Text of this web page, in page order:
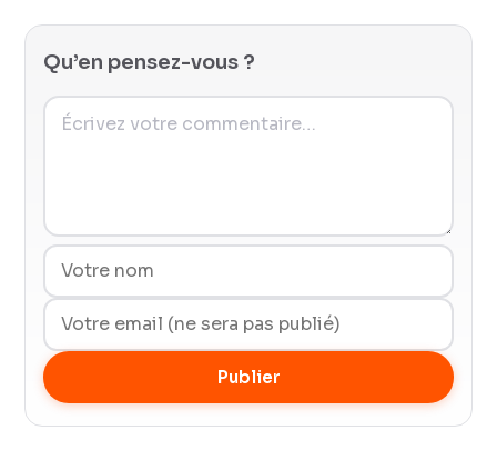
Qu’en pensez-vous ?
Publier